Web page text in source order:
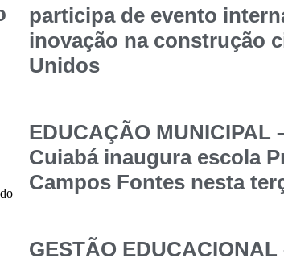
participa de evento
inovação na construção
Unidos
EDUCAÇÃO MUNICIPAL
Cuiabá inaugura escola
Campos Fontes nesta
GESTÃO